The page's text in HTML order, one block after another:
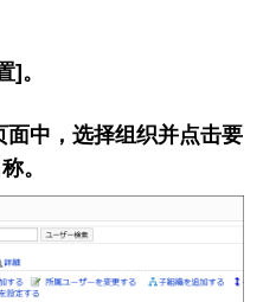
]。
面中，选择组织并点击要
。